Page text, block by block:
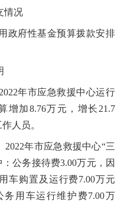
情况
政府性基金预算拨款安排
年市应急救援中心运行
增加8.76万元，增长21.7
人员。
2022年市应急救援中心“三
公务接待费3.00万元，因
车购置及运行费7.00万元
务用车运行维护费7.00万